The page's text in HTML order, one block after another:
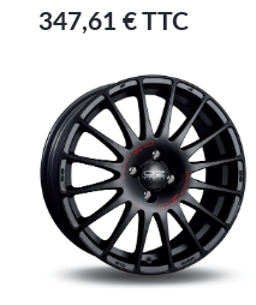
347,61 € TTC